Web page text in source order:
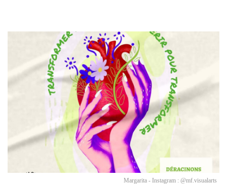
Margarita - Instagram : @mf.visualarts